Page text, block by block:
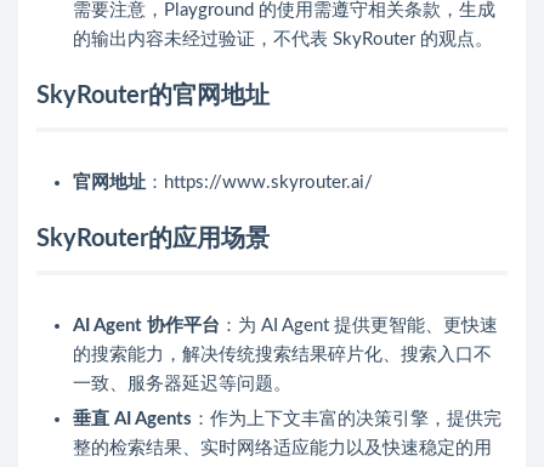
需要注意，Playground 的使用需遵守相关条款，生成
的输出内容未经过验证，不代表 SkyRouter 的观点。
SkyRouter的官网地址
官网地址 ：https://www.skyrouter.ai/
SkyRouter的应用场景
AI Agent 协作平台 ：为 AI Agent 提供更智能、更快速
的搜索能力，解决传统搜索结果碎片化、搜索入口不
一致、服务器延迟等问题。
垂直 AI Agents ：作为上下文丰富的决策引擎，提供完
整的检索结果、实时网络适应能力以及快速稳定的用